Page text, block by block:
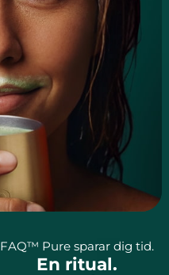
FAQ™ Pure sparar dig tid.
En ritual.